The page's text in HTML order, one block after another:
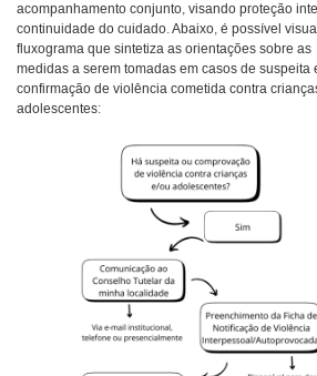
acompanhamento conjunto, visando proteção
continuidade do cuidado. Abaixo, é possível
fluxograma que sintetiza as orientações sobre as
medidas a serem tomadas em casos de suspeita
confirmação de violência cometida contra
adolescentes: